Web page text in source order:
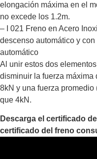
elongación máxima en el
no excede los 1.2m.
– I 021 Freno en Acero
descenso automático y
automático
Al unir estos dos
disminuir la fuerza máxima
8kN y una fuerza
que 4kN.
Descarga el certificado
certificado del freno